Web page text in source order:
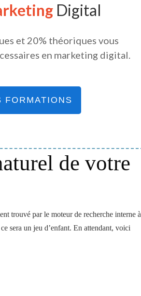
Digital
et 20% théoriques vous
en marketing digital.
FORMATIONS
de votre
trouvé par le moteur de recherche interne à
ce sera un jeu d’enfant. En attendant, voici